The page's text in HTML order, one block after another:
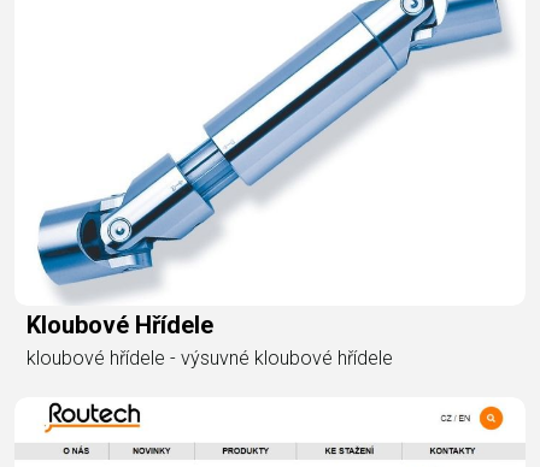
Kloubové Hřídele
kloubové hřídele - výsuvné kloubové hřídele